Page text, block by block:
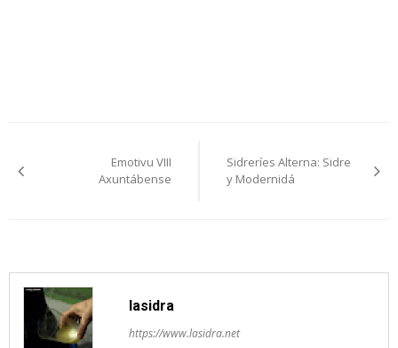
pelos
Emotivu VIII
Axuntábense
Sidreríes Alterna: Sidre
y Modernidá
lasidra
https://www.lasidra.net